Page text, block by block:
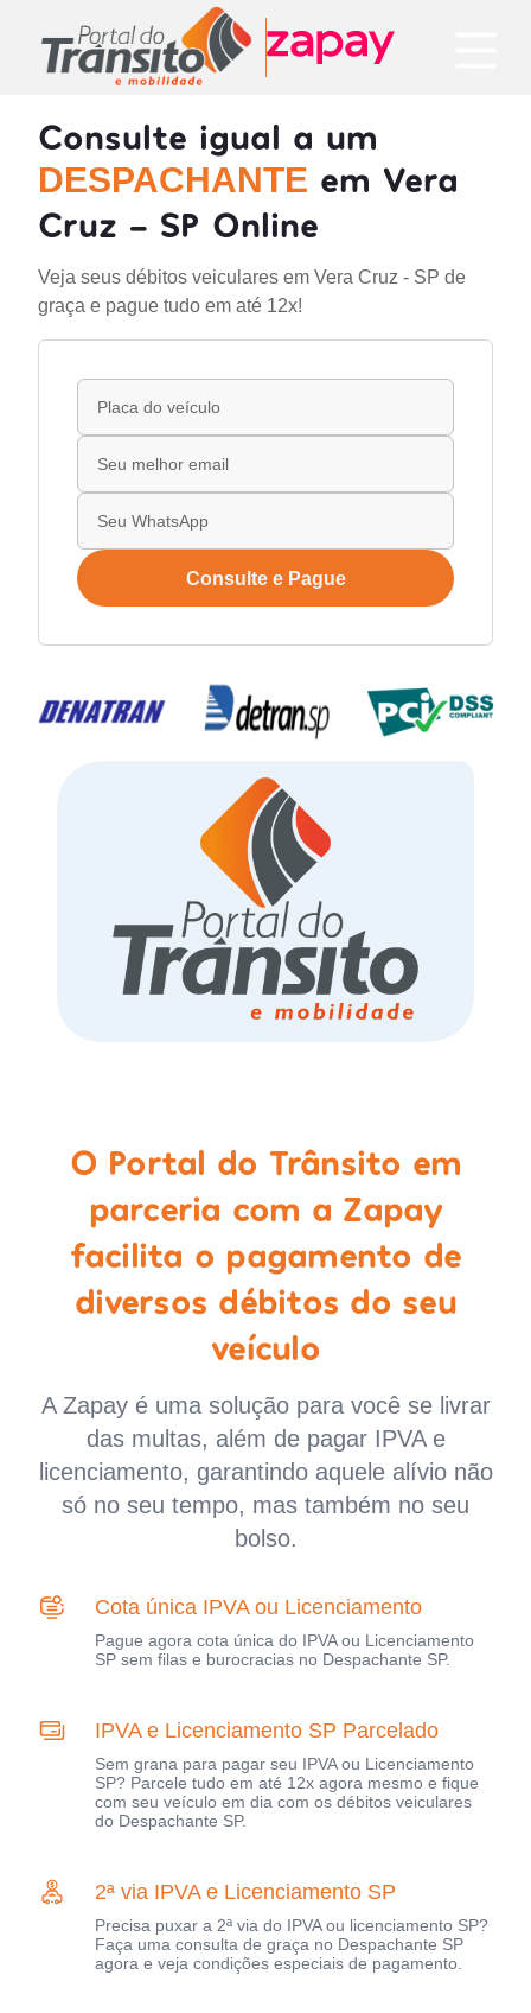
Consulte igual a um
DESPACHANTE em Vera
Cruz - SP Online
Veja seus débitos veiculares em Vera Cruz - SP de
graça e pague tudo em até 12x!
Consulte e Pague
O Portal do Trânsito em
parceria com a Zapay
facilita o pagamento de
diversos débitos do seu
veículo
A Zapay é uma solução para você se livrar
das multas, além de pagar IPVA e
licenciamento, garantindo aquele alívio não
só no seu tempo, mas também no seu
bolso.
Cota única IPVA ou Licenciamento
Pague agora cota única do IPVA ou Licenciamento
SP sem filas e burocracias no Despachante SP.
IPVA e Licenciamento SP Parcelado
Sem grana para pagar seu IPVA ou Licenciamento
SP? Parcele tudo em até 12x agora mesmo e fique
com seu veículo em dia com os débitos veiculares
do Despachante SP.
2ª via IPVA e Licenciamento SP
Precisa puxar a 2ª via do IPVA ou licenciamento SP?
Faça uma consulta de graça no Despachante SP
agora e veja condições especiais de pagamento.